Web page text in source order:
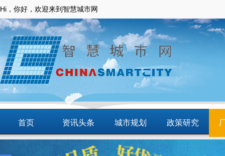
Hi，你好，欢迎来到智慧城市网
首页 资讯头条 城市规划 政策研究
智慧应用 商圈